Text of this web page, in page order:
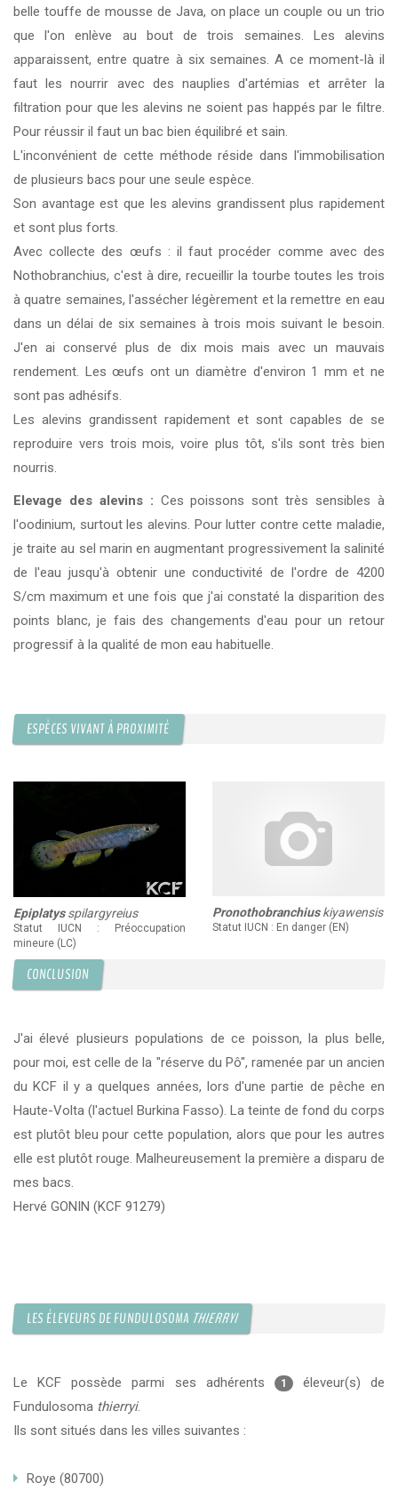
belle touffe de mousse de Java, on place un couple ou un trio
que l'on enlève au bout de trois semaines. Les alevins
apparaissent, entre quatre à six semaines. A ce moment-là il
faut les nourrir avec des nauplies d'artémias et arrêter la
filtration pour que les alevins ne soient pas happés par le filtre.
Pour réussir il faut un bac bien équilibré et sain.
L'inconvénient de cette méthode réside dans l'immobilisation
de plusieurs bacs pour une seule espèce.
Son avantage est que les alevins grandissent plus rapidement
et sont plus forts.
Avec collecte des œufs : il faut procéder comme avec des
Nothobranchius, c'est à dire, recueillir la tourbe toutes les trois
à quatre semaines, l'assécher légèrement et la remettre en eau
dans un délai de six semaines à trois mois suivant le besoin.
J'en ai conservé plus de dix mois mais avec un mauvais
rendement. Les œufs ont un diamètre d'environ 1 mm et ne
sont pas adhésifs.
Les alevins grandissent rapidement et sont capables de se
reproduire vers trois mois, voire plus tôt, s'ils sont très bien
nourris.
Elevage des alevins : Ces poissons sont très sensibles à
l'oodinium, surtout les alevins. Pour lutter contre cette maladie,
je traite au sel marin en augmentant progressivement la salinité
de l'eau jusqu'à obtenir une conductivité de l'ordre de 4200
S/cm maximum et une fois que j'ai constaté la disparition des
points blanc, je fais des changements d'eau pour un retour
progressif à la qualité de mon eau habituelle.
ESPÈCES VIVANT À PROXIMITÉ
Epiplatysspilargyreius
Statut IUCN : Préoccupation
mineure (LC)
Pronothobranchiuskiyawensis
Statut IUCN : En danger (EN)
CONCLUSION
J'ai élevé plusieurs populations de ce poisson, la plus belle,
pour moi, est celle de la "réserve du Pô", ramenée par un ancien
du KCF il y a quelques années, lors d'une partie de pêche en
Haute-Volta (l'actuel Burkina Fasso). La teinte de fond du corps
est plutôt bleu pour cette population, alors que pour les autres
elle est plutôt rouge. Malheureusement la première a disparu de
mes bacs.
Hervé GONIN (KCF 91279)
LES ÉLEVEURS DE FUNDULOSOMA THIERRYI
Le KCF possède parmi ses adhérents 1
éleveur(s) de
Fundulosoma thierryi.
Ils sont situés dans les villes suivantes :
Roye (80700)